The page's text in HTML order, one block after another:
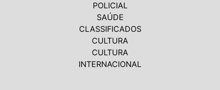
POLICIAL
SAÚDE
CLASSIFICADOS
CULTURA
CULTURA
INTERNACIONAL